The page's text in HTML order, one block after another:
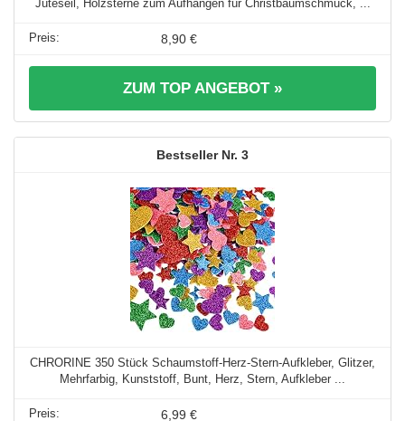
Juteseil, Holzsterne zum Aufhängen für Christbaumschmuck, ...
8,90 €
ZUM TOP ANGEBOT »
3
CHRORINE 350 Stück Schaumstoff-Herz-Stern-Aufkleber, Glitzer,
Mehrfarbig, Kunststoff, Bunt, Herz, Stern, Aufkleber ...
6,99 €